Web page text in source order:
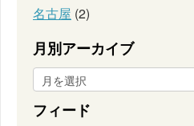
名古屋 (2)
月別アーカイブ
フィード